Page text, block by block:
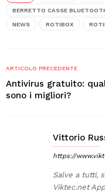
BERRETTO CASSE
NEWS ROTIBOX
ARTICOLO PRECEDENTE
Antivirus gratuito:
sono i migliori?
Vittorio
https://
Salve a tutti,
Viktec.net